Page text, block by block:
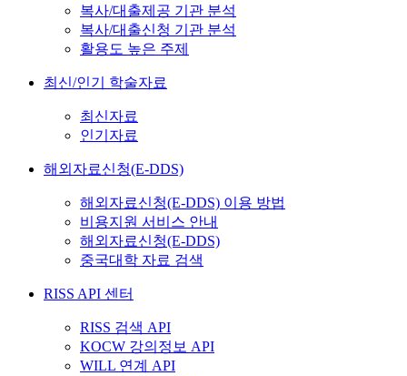
복사/대출제공 기관 분석
복사/대출신청 기관 분석
활용도 높은 주제
최신/인기 학술자료
최신자료
인기자료
해외자료신청(E-DDS)
해외자료신청(E-DDS) 이용 방법
비용지원 서비스 안내
해외자료신청(E-DDS)
중국대학 자료 검색
RISS API 센터
RISS 검색 API
KOCW 강의정보 API
WILL 연계 API